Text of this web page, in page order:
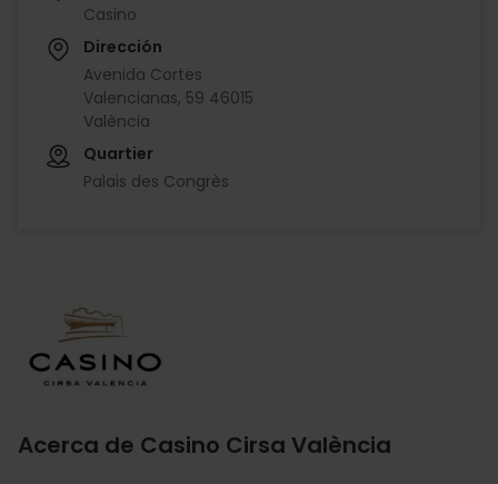
Casino
Dirección
Avenida Cortes
Valencianas, 59 46015
València
Quartier
Palais des Congrès
Acerca de Casino Cirsa València
Imagen